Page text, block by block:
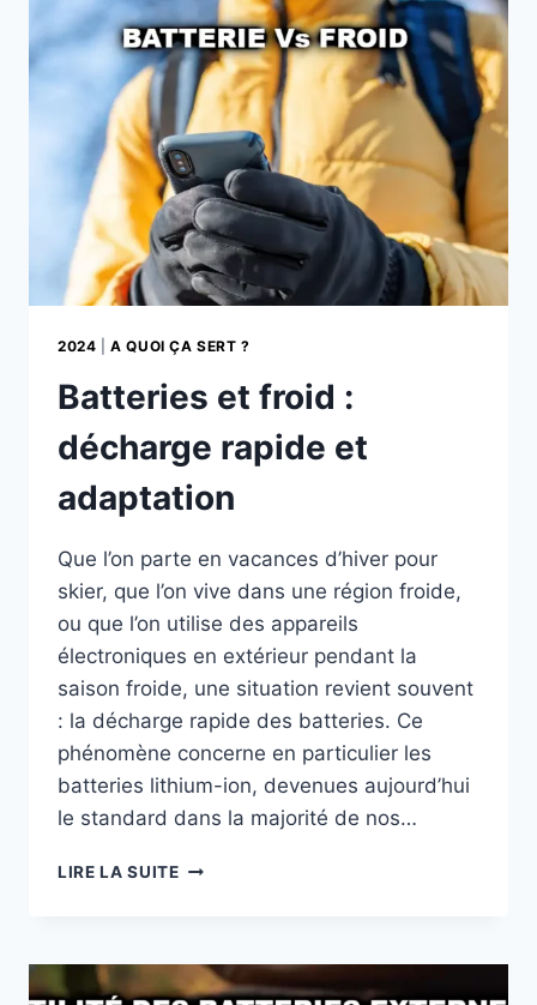
CAMÉRAS
DE
DEMAIN
2024 |A QUOI ÇA SERT ?
Batteries et froid :
décharge rapide et
adaptation
Que l’on parte en vacances d’hiver pour
skier, que l’on vive dans une région froide,
ou que l’on utilise des appareils
électroniques en extérieur pendant la
saison froide, une situation revient souvent
: la décharge rapide des batteries. Ce
phénomène concerne en particulier les
batteries lithium-ion, devenues aujourd’hui
le standard dans la majorité de nos…
LIRE LA SUITEBATTERIES
DÉCHARGE
RAPIDE